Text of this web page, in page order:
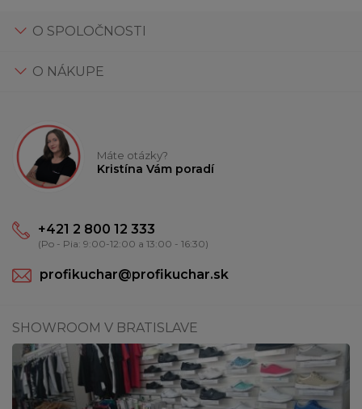
O SPOLOČNOSTI
O NÁKUPE
Máte otázky?
Kristína Vám poradí
+421 2 800 12 333
(Po - Pia: 9:00-12:00 a 13:00 - 16:30)
profikuchar@profikuchar.sk
SHOWROOM V BRATISLAVE